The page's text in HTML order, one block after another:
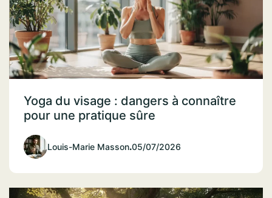
Yoga du visage : dangers à connaître
pour une pratique sûre
Louis-Marie Masson.05/07/2026